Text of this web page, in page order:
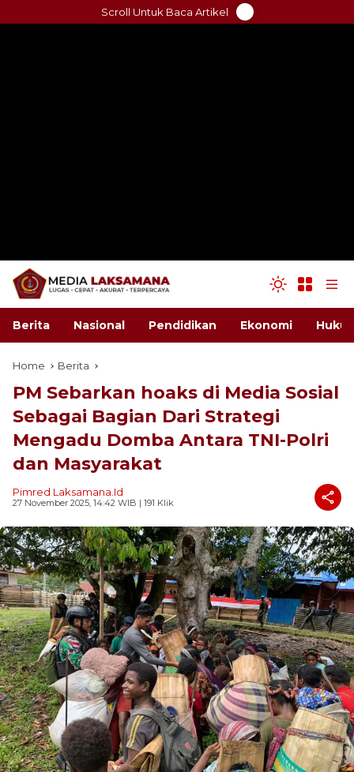
to
Scroll Untuk Baca Artikel
Berita Nasional Pendidikan Ekonomi
Home Berita
PM Sebarkan hoaks di Media Sosial
Sebagai Bagian Dari Strategi
Mengadu Domba Antara TNI-Polri
dan Masyarakat
Pimred Laksamana.id
27 November 2025, 14:42 WIB | 191 Klik